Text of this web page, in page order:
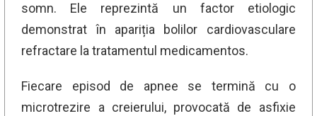
somn. Ele reprezintă un factor etiologic
demonstrat în apariția bolilor cardiovasculare
refractare la tratamentul medicamentos.
Fiecare episod de apnee se termină cu o
microtrezire a creierului, provocată de asfixie